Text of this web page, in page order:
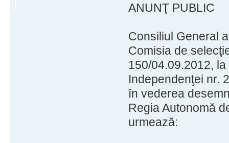
ANUNŢ PUBLIC
Consiliul General
Comisia de
150/04.09.2012,
Independenţei nr.
în vederea
Regia Autonomă
urmează: